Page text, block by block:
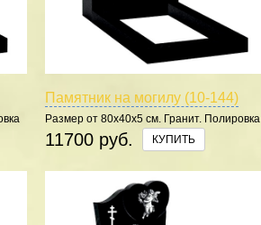
Памятник на могилу (10-144)
Размер от 80х40х5 см. Гранит. Полировка
5 сторон.
11700 руб. КУПИТЬ